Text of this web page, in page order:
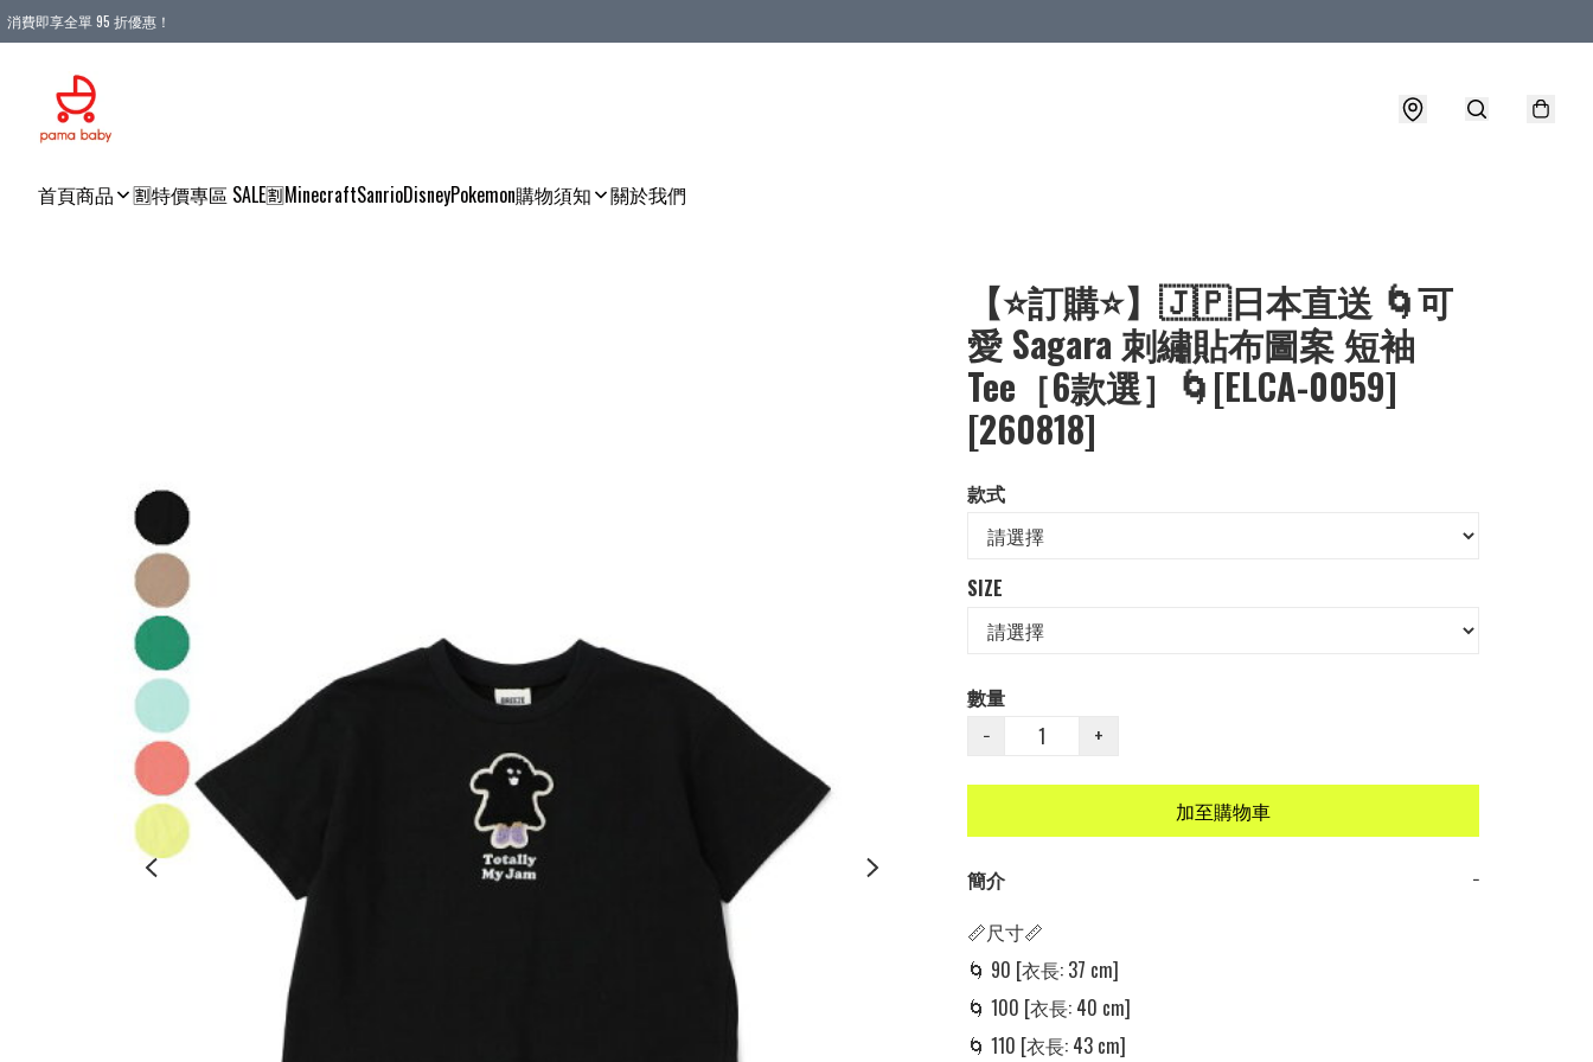
消費即享全單 95 折優惠！
首頁商品 🈹特價專區 SALE🈹MinecraftSanrioDisneyPokemon購物須知 關於我們
【⭐訂購⭐】🇯🇵日本直送 🌀可
愛 Sagara 刺繡貼布圖案 短袖
Tee［6款選］🌀[ELCA-0059]
[260818]
款式
SIZE
數量
−
+
加至購物車
簡介
−
📏尺寸📏
🌀 90 [衣長: 37 cm]
🌀 100 [衣長: 40 cm]
🌀 110 [衣長: 43 cm]